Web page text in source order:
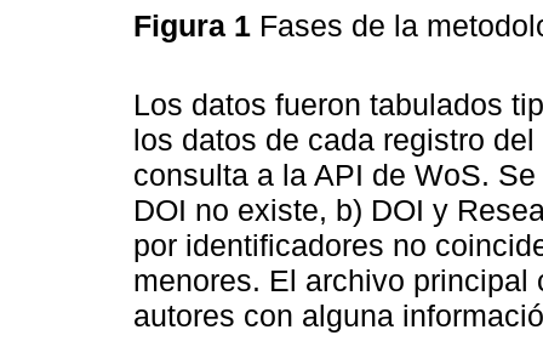
Figura 1 Fases de la
Los datos fueron tabulados
los datos de cada registro
consulta a la API de WoS.
DOI no existe, b) DOI y
por identificadores no
menores. El archivo
autores con alguna